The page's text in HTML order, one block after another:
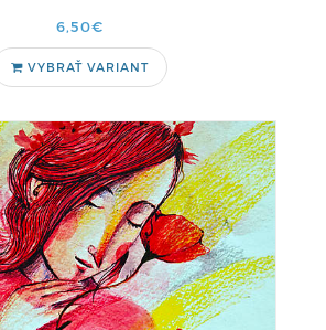
6,50€
VYBRAŤ VARIANT